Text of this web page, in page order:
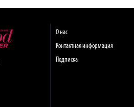
О нас
Контактная информация
Подписка